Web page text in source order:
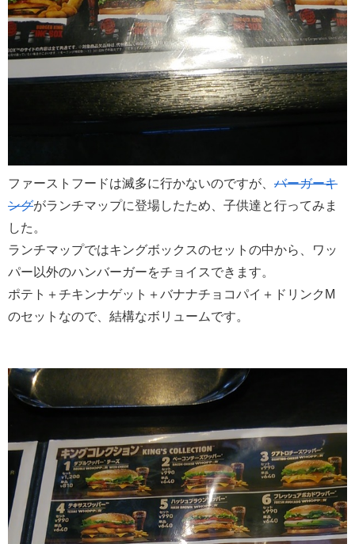
ファーストフードは滅多に行かないのですが、 バーガーキ
ングがランチマップに登場したため、子供達と行ってみま
した。
ランチマップではキングボックスのセットの中から、ワッ
パー以外のハンバーガーをチョイスできます。
ポテト＋チキンナゲット＋バナナチョコパイ＋ドリンクM
のセットなので、結構なボリュームです。